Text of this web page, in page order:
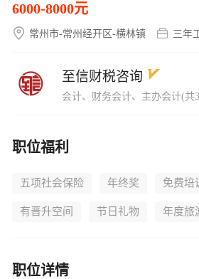
6000-8000元
常州市-常州经开区-横林镇 三年
至信财税咨询
会计、财务会计、主办会计(共
职位福利
五项社会保险 年终奖 免费培
有晋升空间 节日礼物 年度旅
职位详情